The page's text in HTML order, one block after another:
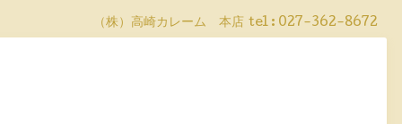
（株）高崎カレーム 本店 tel : 027-362-8672